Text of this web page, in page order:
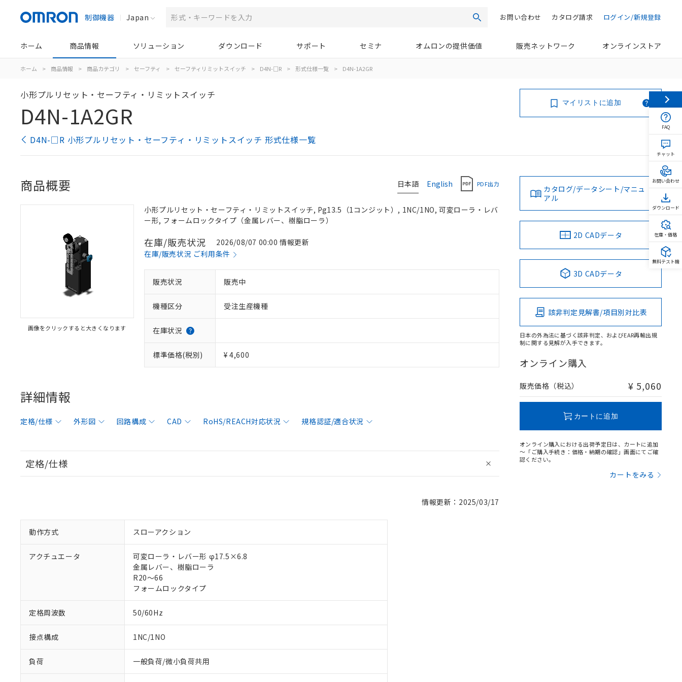
制御機器 Japan 検索 ログイン/新規登録
カタログ請求
お問い合わせ
ホーム 商品情報 ソリューション ダウンロード サポート セミナ オムロンの提供価値 販売ネットワーク オンラインストア
ホーム > 商品情報 > 商品カテゴリ > セーフティ > セーフティリミットスイッチ > D4N-□R > 形式仕様一覧 > D4N-1A2GR
小形プルリセット・セーフティ・リミットスイッチ
D4N-1A2GR
D4N-□R 小形プルリセット・セーフティ・リミットスイッチ 形式仕様一覧
マイリストに追加
日本語 English PDF出力
商品概要
画像をクリックすると大きくなります
小形プルリセット・セーフティ・リミットスイッチ, Pg13.5（1コンジット）, 1NC/1NO, 可変ローラ・レバ
ー形, フォームロックタイプ（金属レバー、樹脂ローラ）
在庫/販売状況
2026/08/07 00:00 情報更新
在庫/販売状況 ご利用条件
販売状況 販売中
機種区分 受注生産機種
在庫状況
標準価格(税別) ¥ 4,600
詳細情報
定格/仕様 外形図 回路構成 CAD RoHS/REACH対応状況 規格認証/適合状況
定格/仕様
情報更新：2025/03/17
動作方式 スローアクション
アクチュエータ
可変ローラ・レバー形 φ17.5×6.8
金属レバー、樹脂ローラ
R20～66
フォームロックタイプ
定格周波数 50/60Hz
接点構成 1NC/1NO
負荷 一般負荷/微小負荷共用
カタログ/データシート/マニュ
アル
2D CADデータ
3D CADデータ
該非判定見解書/項目別対比表
日本の外為法に基づく該非判定、およびEAR再輸出規
制に関する見解が入手できます。
オンライン購入
販売価格（税込） ¥ 5,060
カートに追加
オンライン購入における出荷予定日は、カートに追加
～「ご購入手続き：価格・納期の確認」画面にてご確
認ください。
カートをみる
FAQ
チャット
お問い合わせ
ダウンロード
在庫・価格
無料テスト機